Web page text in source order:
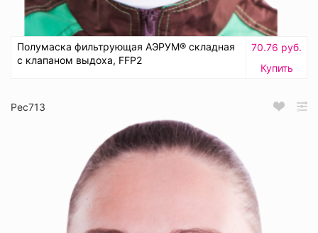
Полумаска фильтрующая АЭРУМ® складная
с клапаном выдоха, FFP2
70.76 руб.
Купить
Рес713